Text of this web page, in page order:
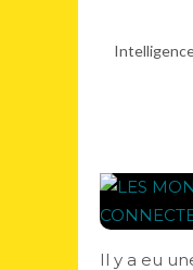
Il y a eu